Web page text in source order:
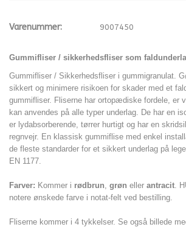
Varenummer: 9007450
Gummifliser / sikkerhedsfliser som
Gummifliser / Sikkerhedsfliser i gummigranulat.
sikkert og minimere risikoen for skader med et
gummifliser. Fliserne har ortopædiske fordele, er
kan anvendes på alle typer underlag. De har en
er lydabsorberende, tørrer hurtigt og har en
regnvejr. En klassisk gummiflise med enkel
de fleste standarder for et sikkert underlag på
EN 1177.
Farver: Kommer i rødbrun grøn eller antracit .
notere ønskede farve i notat-felt ved bestilling.
Fliserne kommer i 4 tykkelser. Se også billede